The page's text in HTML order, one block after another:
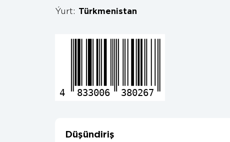
Ýurt: Türkmenistan
4 833006 380267
Düşündiriş